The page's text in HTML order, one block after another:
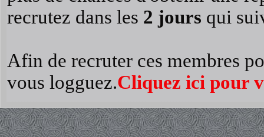
recrutez dans les 2 jours qui
Afin de recruter ces membres
vous logguez.Cliquez ici pour